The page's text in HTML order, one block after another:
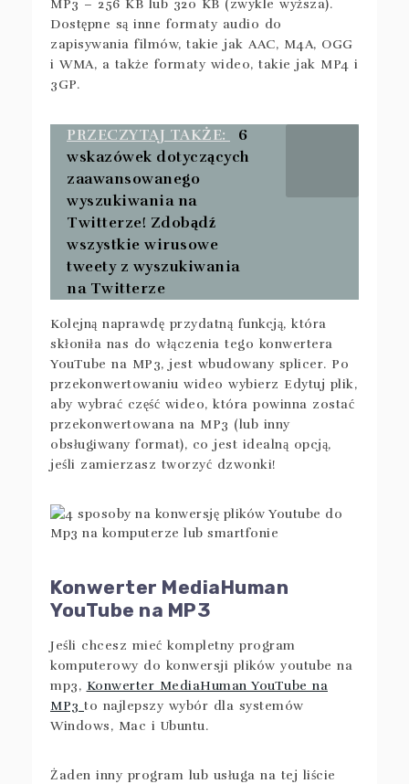
MP3 – 256 KB lub 320 KB (zwykle wyższa).
Dostępne są inne formaty audio do
zapisywania filmów, takie jak AAC, M4A, OGG
i WMA, a także formaty wideo, takie jak MP4 i
3GP.
PRZECZYTAJ TAKŻE:
6
wskazówek dotyczących
zaawansowanego
wyszukiwania na
Twitterze! Zdobądź
wszystkie wirusowe
tweety z wyszukiwania
na Twitterze
Kolejną naprawdę przydatną funkcją, która
skłoniła nas do włączenia tego konwertera
YouTube na MP3, jest wbudowany splicer. Po
przekonwertowaniu wideo wybierz Edytuj plik,
aby wybrać część wideo, która powinna zostać
przekonwertowana na MP3 (lub inny
obsługiwany format), co jest idealną opcją,
jeśli zamierzasz tworzyć dzwonki!
Konwerter MediaHuman
YouTube na MP3
Jeśli chcesz mieć kompletny program
komputerowy do konwersji plików youtube na
mp3, Konwerter MediaHuman YouTube na
MP3 to najlepszy wybór dla systemów
Windows, Mac i Ubuntu.
Żaden inny program lub usługa na tej liście